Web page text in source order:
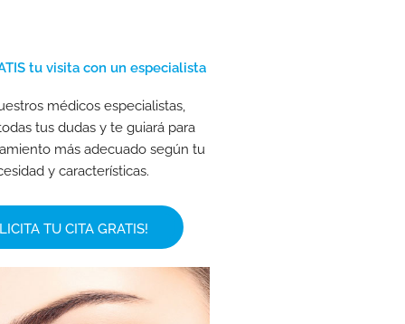
tu visita con un especialista
médicos especialistas,
tus dudas y te guiará para
más adecuado según tu
y características.
TU CITA GRATIS!